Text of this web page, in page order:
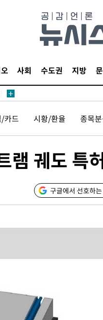
사회 수도권 지방
카드 시황/환율 종목
램 궤도 특
구글에서 선호하